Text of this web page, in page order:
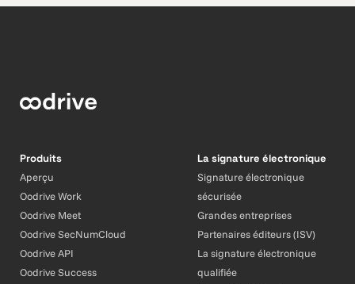
Produits
Aperçu
Oodrive Work
Oodrive Meet
Oodrive SecNumCloud
Oodrive API
Oodrive Success
La signature électronique
Signature électronique
sécurisée
Grandes entreprises
Partenaires éditeurs (ISV)
La signature électronique
qualifiée